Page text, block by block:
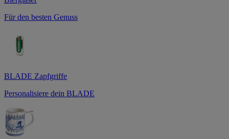
Für den besten Genuss
BLADE Zapfgriffe
Personalisiere dein BLADE